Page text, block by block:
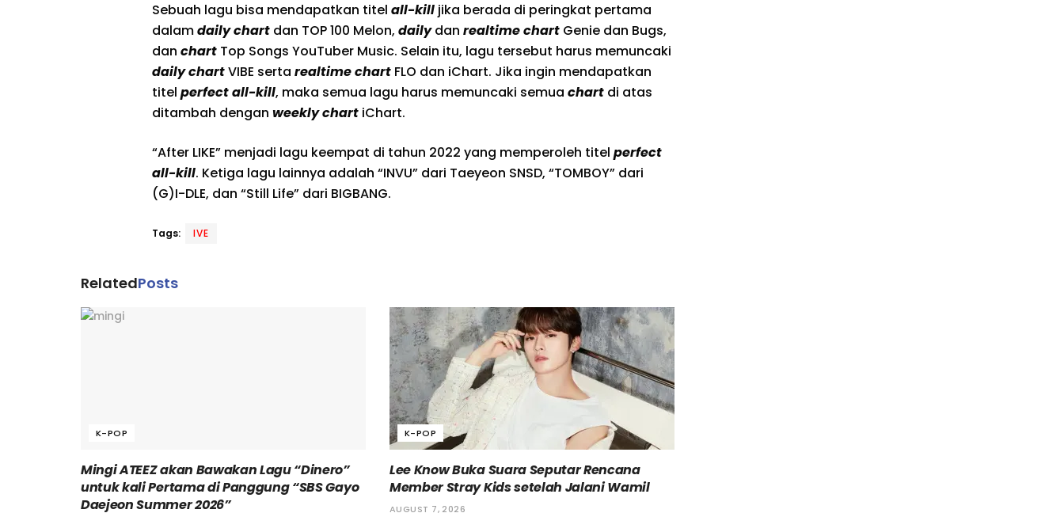
Sebuah lagu bisa mendapatkan titel all-kill jika berada di peringkat pertama
dalamdailychart dan TOP 100 Melon, dailydan realtimechart Genie dan Bugs,
dan chart Top Songs YouTuber Music. Selain itu, lagu tersebut harus memuncaki
daily chartVIBE serta realtime chart FLO dan iChart. Jika ingin mendapatkan
titel perfect all-kill, maka semua lagu harus memuncaki semua chart di atas
ditambah dengan weekly chart iChart.
“After LIKE” menjadi lagu keempat di tahun 2022 yang memperoleh titel perfect
all-kill. Ketiga lagu lainnya adalah “INVU” dari Taeyeon SNSD, “TOMBOY” dari
(G)I-DLE, dan “Still Life” dari BIGBANG.
Tags: IVE
RelatedPosts
K-POP
Mingi ATEEZ akan Bawakan Lagu “Dinero”
untuk kali Pertama di Panggung “SBS Gayo
Daejeon Summer 2026”
K-POP
Lee Know Buka Suara Seputar Rencana
Member Stray Kids setelah Jalani Wamil
AUGUST 7, 2026